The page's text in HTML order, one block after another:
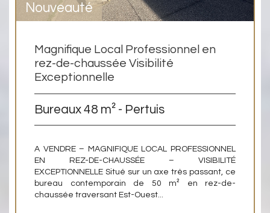
Nouveauté
Magnifique Local Professionnel en
rez-de-chaussée Visibilité
Exceptionnelle
Bureaux 48 m² - Pertuis
A VENDRE – MAGNIFIQUE LOCAL PROFESSIONNEL
EN REZ-DE-CHAUSSÉE – VISIBILITÉ
EXCEPTIONNELLE Situé sur un axe très passant, ce
bureau contemporain de 50 m² en rez-de-
chaussée traversant Est-Ouest...